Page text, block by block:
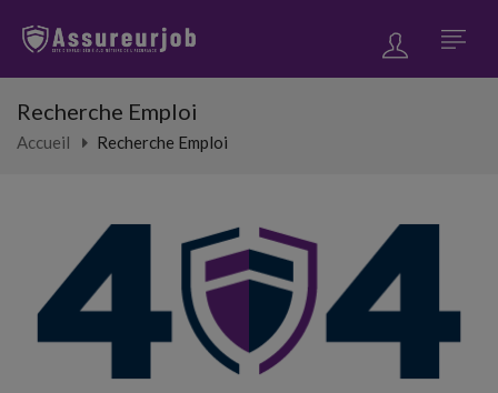
Recherche Emploi
Accueil Recherche Emploi